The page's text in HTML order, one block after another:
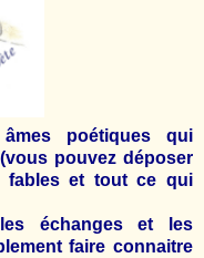
poétiques qui
pouvez déposer
fables et tout ce qui
les échanges et les
faire connaitre